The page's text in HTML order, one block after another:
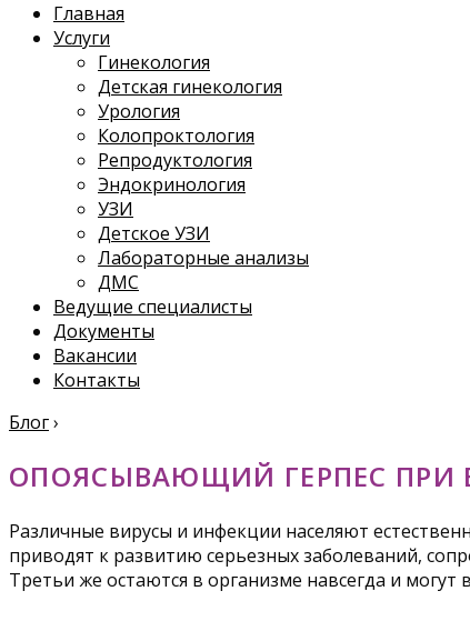
Главная
Услуги
Гинекология
Детская гинекология
Урология
Колопроктология
Репродуктология
Эндокринология
УЗИ
Детское УЗИ
Лабораторные анализы
ДМС
Ведущие специалисты
Документы
Вакансии
Контакты
Блог›
ОПОЯСЫВАЮЩИЙ ГЕРПЕС ПРИ
Различные вирусы и инфекции населяют
приводят к развитию серьезных заболеваний,
Третьи же остаются в организме навсегда и